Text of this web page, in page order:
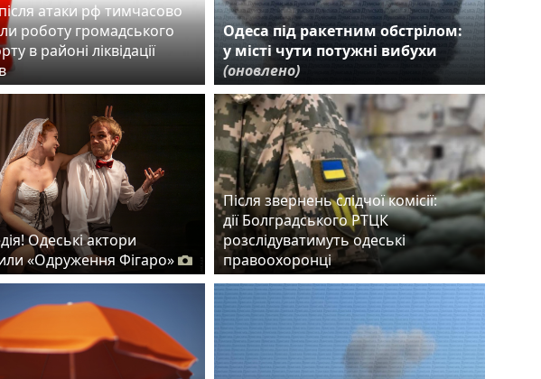
атаки рф тимчасово
роботу громадського
в районі ліквідації
Одеса під ракетним обстрілом:
у місті чути потужні вибухи
(оновлено)
Одеські актори
«Одруження Фігаро»
Після звернень слідчої комісії:
дії Болградського РТЦК
розслідуватимуть одеські
правоохоронці